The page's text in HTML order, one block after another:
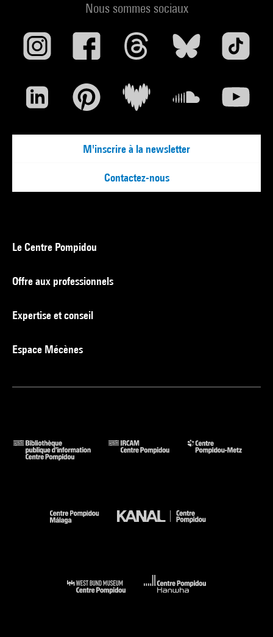
Nous sommes sociaux
M'inscrire à la newsletter
Contactez-nous
Le Centre Pompidou
Offre aux professionnels
Expertise et conseil
Espace Mécènes